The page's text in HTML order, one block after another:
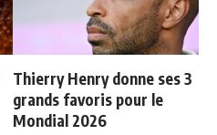
Thierry Henry donne ses 3
grands favoris pour le
Mondial 2026